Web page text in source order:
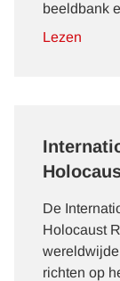
beeldbank
Lezen
De
Holocaust
richten op